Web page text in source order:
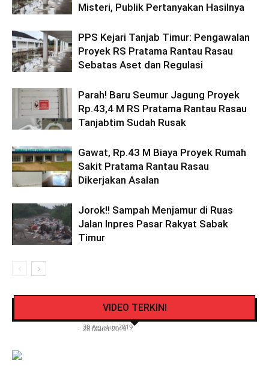
Misteri, Publik Pertanyakan Hasilnya
PPS Kejari Tanjab Timur: Pengawalan
Proyek RS Pratama Rantau Rasau
Sebatas Aset dan Regulasi
Parah! Baru Seumur Jagung Proyek
Rp.43,4 M RS Pratama Rantau Rasau
Tanjabtim Sudah Rusak
Gawat, Rp.43 M Biaya Proyek Rumah
Sakit Pratama Rantau Rasau
Dikerjakan Asalan
Jorok!! Sampah Menjamur di Ruas
Jalan Inpres Pasar Rakyat Sabak
Timur
VIDEO TERKINI
Video Detik Evakuasi Jasad Iglesias di Gunung
- 20 Agustus 2019
Lantas Polres Kerinci Beri Pengendara Segelas
- 28 Maret 2019